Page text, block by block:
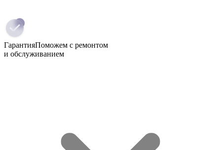
ГарантияПоможем с ремонтом
и обслуживанием